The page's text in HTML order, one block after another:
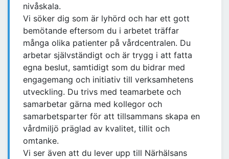
nivåskala.
Vi söker dig som är lyhörd och har ett gott
bemötande eftersom du i arbetet träffar
många olika patienter på vårdcentralen. Du
arbetar självständigt och är trygg i att fatta
egna beslut, samtidigt som du bidrar med
engagemang och initiativ till verksamhetens
utveckling. Du trivs med teamarbete och
samarbetar gärna med kollegor och
samarbetsparter för att tillsammans skapa en
vårdmiljö präglad av kvalitet, tillit och
omtanke.
Vi ser även att du lever upp till Närhälsans